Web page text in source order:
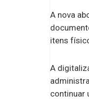
A nova
itens
A
continuar